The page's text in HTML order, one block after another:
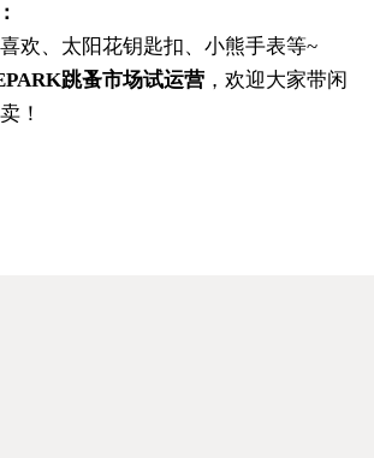
欢、太阳花钥匙扣、小熊手表等~
跳蚤市场试运营，欢迎大家带闲
！